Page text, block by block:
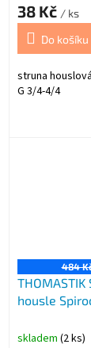
38 Kč / ks
Do košíku
struna
G 3/4-4/4
484
housle
skladem (2 ks)